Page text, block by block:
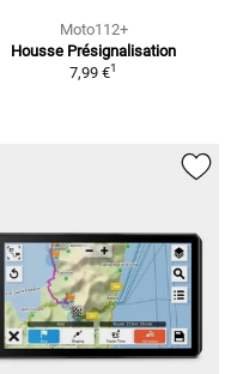
Moto112+
Housse Présignalisation
7,99 €1